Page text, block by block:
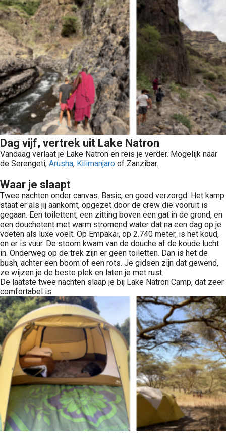
Dag vijf, vertrek uit Lake Natron
Vandaag verlaat je Lake Natron en reis je verder. Mogelijk naar
de Serengeti, Arusha, Kilimanjaro of Zanzibar.
Waar je slaapt
Twee nachten onder canvas. Basic, en goed verzorgd. Het kamp
staat er als jij aankomt, opgezet door de crew die vooruit is
gegaan. Een toilettent, een zitting boven een gat in de grond, en
een douchetent met warm stromend water dat na een dag op je
voeten als luxe voelt. Op Empakai, op 2.740 meter, is het koud,
en er is vuur. De stoom kwam van de douche af de koude lucht
in. Onderweg op de trek zijn er geen toiletten. Dan is het de
bush, achter een boom of een rots. Je gidsen zijn dat gewend,
ze wijzen je de beste plek en laten je met rust.
De laatste twee nachten slaap je bij Lake Natron Camp, dat zeer
comfortabel is.